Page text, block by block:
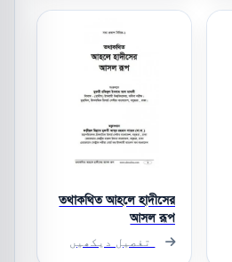
তথাকথিত আহলে হাদীসের
আসল রূপ
تفصیل دیکھیں